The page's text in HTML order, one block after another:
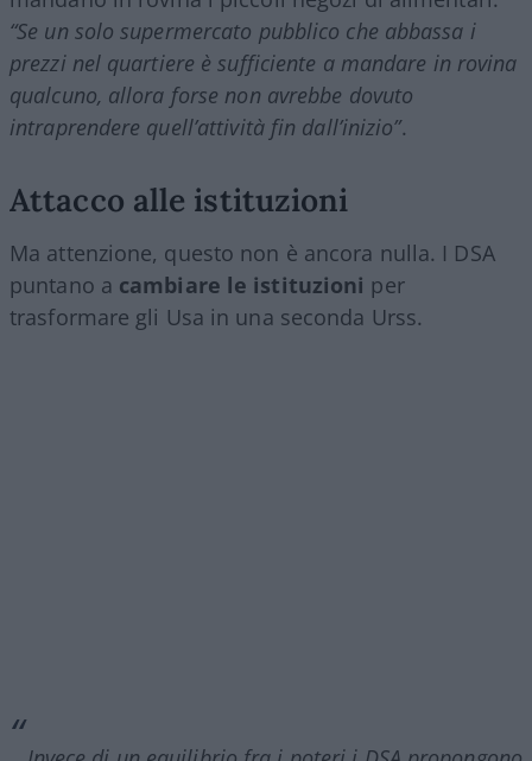
“Se un solo supermercato pubblico che abbassa i
prezzi nel quartiere è sufficiente a mandare in rovina
qualcuno, allora forse non avrebbe dovuto
intraprendere quell’attività fin dall’inizio”.
Attacco alle istituzioni
Ma attenzione, questo non è ancora nulla. I DSA
puntano a cambiare le istituzioni per
trasformare gli Usa in una seconda Urss.